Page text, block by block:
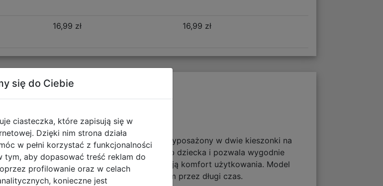
16,99 zł 16,99 zł
produktu
najbardziej wymagających uczniów. Wyposażony w dwie kieszonki na
dopasowuje się do indywidualnych potrzeb dziecka i pozwala wygodnie
plecy i wyściełane szelki zapewniają komfort użytkowania. Model
które pozwalają cieszyć się plecakiem przez długi czas.
się do Ciebie
ciasteczka, które zapisują się w
Dzięki nim strona działa
w pełni korzystać z funkcjonalności
tym, aby dopasować treść reklam do
profilowanie oraz w celach
konieczne jest